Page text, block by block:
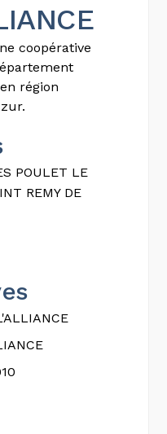
coopérative
région
POULET LE
REMY DE